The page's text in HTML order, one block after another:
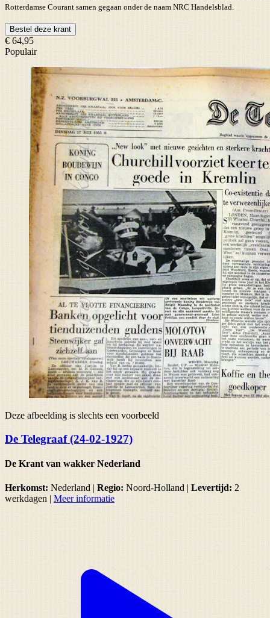
Rotterdamse Courant samen gegaan onder de naam NRC Handelsblad.
Bestel deze krant
€ 64,95
Populair
Deze afbeelding is slechts een voorbeeld
De Telegraaf (24-02-1927)
De Krant van wakker Nederland
Herkomst: Nederland | Regio: Noord-Holland | Levertijd: 2
werkdagen | Meer informatie